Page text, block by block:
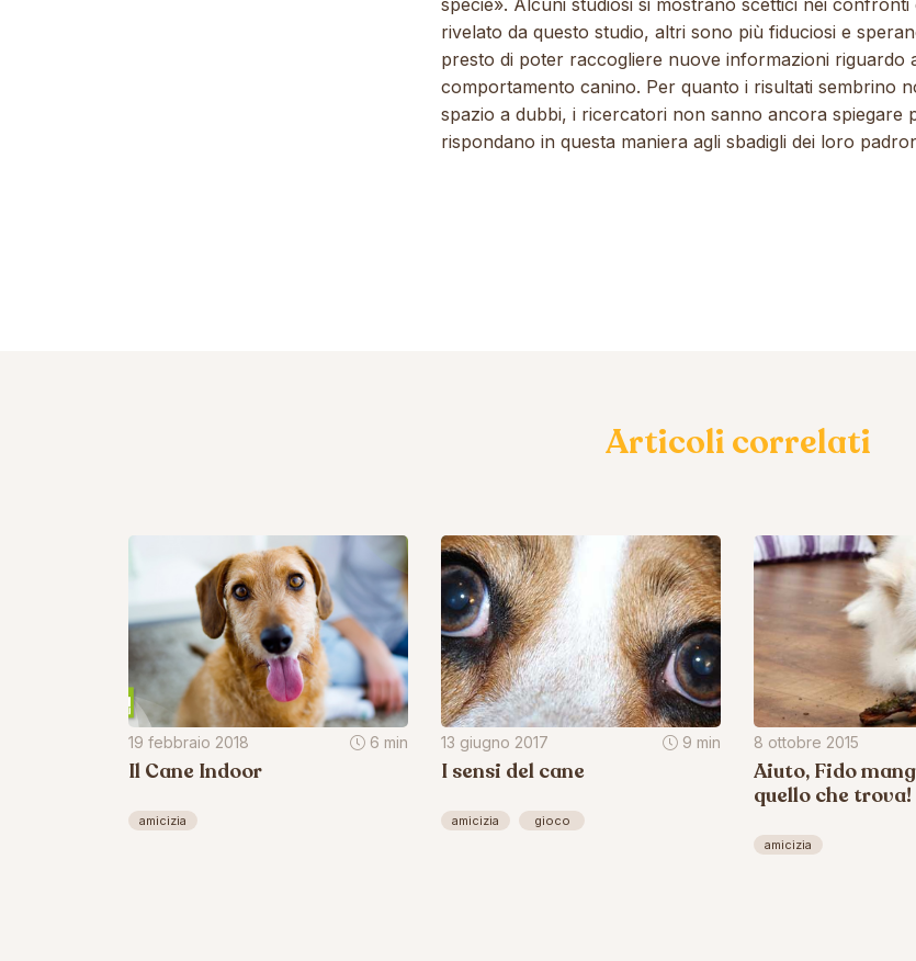
specie». Alcuni studiosi si mostrano scettici nei confronti
rivelato da questo studio, altri sono più fiduciosi e
presto di poter raccogliere nuove informazioni riguardo
comportamento canino. Per quanto i risultati sembrino
spazio a dubbi, i ricercatori non sanno ancora spiegare
rispondano in questa maniera agli sbadigli dei loro
Articoli correlati
19 febbraio 2018 6 min
Il Cane Indoor
amicizia
13 giugno 2017 9 min
I sensi del cane
amicizia gioco
8 ottobre 2015
Aiuto, Fido
quello che trova!
amicizia